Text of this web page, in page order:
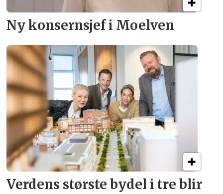
Ny konsern­sjef i Moelven
Verdens største bydel i tre blir